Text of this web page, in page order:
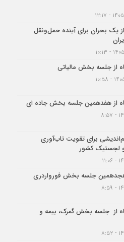
یک بحران برای آینده حمل‌ونقل
از جلسه بخش مالیاتی
از هفدهمین جلسه بخش جاده ای
برای تقویت تاب‌آوری
لجستیک کشور
هجدهمین جلسه بخش فورواردری
از جلسه بخش گمرک، بیمه و